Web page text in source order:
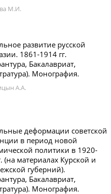
М.И.
развитие русской
1861-1914 гг.
Бакалавриат,
Монография.
А.А.
деформации советской
в период новой
политики в 1920-
(на материалах Курской и
губерний).
Бакалавриат,
Монография.